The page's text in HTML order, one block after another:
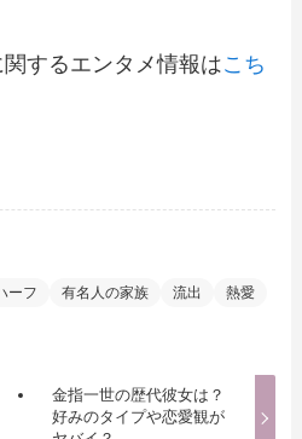
するエンタメ情報はこち
ーフ 有名人の家族 流出
熱愛
金指一世の歴代彼女は？
好みのタイプや恋愛観が